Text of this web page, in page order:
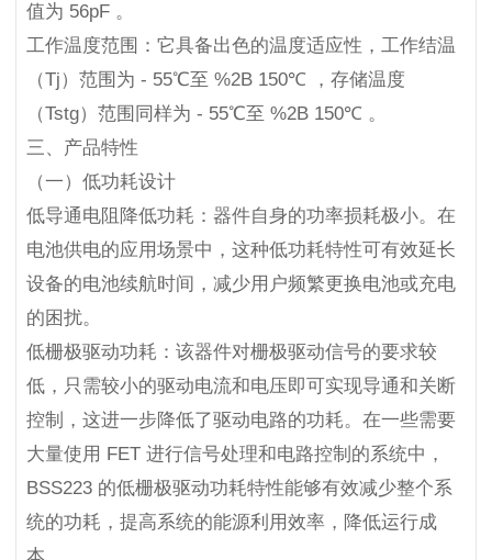
值为 56pF 。
工作温度范围：它具备出色的温度适应性，工作结温
（Tj）范围为 - 55℃至 %2B 150℃ ，存储温度
（Tstg）范围同样为 - 55℃至 %2B 150℃ 。
三、产品特性
（一）低功耗设计
低导通电阻降低功耗：器件自身的功率损耗极小。在
电池供电的应用场景中，这种低功耗特性可有效延长
设备的电池续航时间，减少用户频繁更换电池或充电
的困扰。
低栅极驱动功耗：该器件对栅极驱动信号的要求较
低，只需较小的驱动电流和电压即可实现导通和关断
控制，这进一步降低了驱动电路的功耗。在一些需要
大量使用 FET 进行信号处理和电路控制的系统中，
BSS223 的低栅极驱动功耗特性能够有效减少整个系
统的功耗，提高系统的能源利用效率，降低运行成